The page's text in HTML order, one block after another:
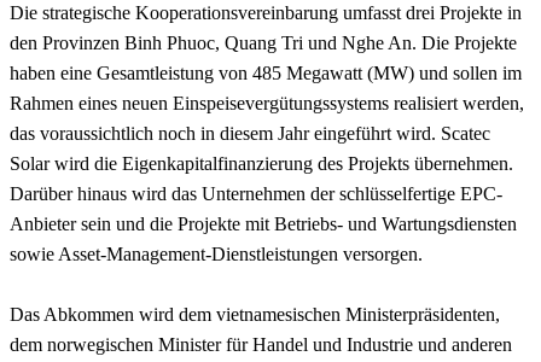
Die strategische Kooperationsvereinbarung umfasst drei Projekte in
den Provinzen Binh Phuoc, Quang Tri und Nghe An. Die Projekte
haben eine Gesamtleistung von 485 Megawatt (MW) und sollen im
Rahmen eines neuen Einspeisevergütungssystems realisiert werden,
das voraussichtlich noch in diesem Jahr eingeführt wird. Scatec
Solar wird die Eigenkapitalfinanzierung des Projekts übernehmen.
Darüber hinaus wird das Unternehmen der schlüsselfertige EPC-
Anbieter sein und die Projekte mit Betriebs- und Wartungsdiensten
sowie Asset-Management-Dienstleistungen versorgen.
Das Abkommen wird dem vietnamesischen Ministerpräsidenten,
dem norwegischen Minister für Handel und Industrie und anderen